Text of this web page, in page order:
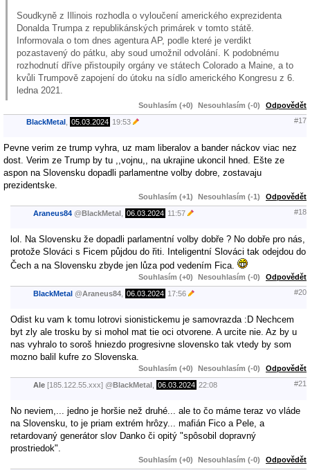
Soudkyně z Illinois rozhodla o vyloučení amerického exprezidenta
Donalda Trumpa z republikánských primárek v tomto státě.
Informovala o tom dnes agentura AP, podle které je verdikt
pozastavený do pátku, aby soud umožnil odvolání. K podobnému
rozhodnutí dříve přistoupily orgány ve státech Colorado a Maine, a to
kvůli Trumpově zapojení do útoku na sídlo amerického Kongresu z 6.
ledna 2021.
Souhlasím (+0) Nesouhlasím (-0) Odpovědět
BlackMetal 05.03.2024 19:53 #17
Pevne verim ze trump vyhra, uz mam liberalov a bander náckov viac nez
dost. Verim ze Trump by tu ,,vojnu,, na ukrajine ukoncil hned. Ešte ze
aspon na Slovensku dopadli parlamentne volby dobre, zostavaju
prezidentske.
Souhlasím (+1) Nesouhlasím (-1) Odpovědět
Araneus84 @BlackMetal 06.03.2024 11:57 #18
lol. Na Slovensku že dopadli parlamentní volby dobře ? No dobře pro nás,
protože Slováci s Ficem půjdou do řiti. Inteligentní Slováci tak odejdou do
Čech a na Slovensku zbyde jen lůza pod vedením Fica.
Souhlasím (+0) Nesouhlasím (-0) Odpovědět
BlackMetal @Araneus84 06.03.2024 17:56 #20
Odist ku vam k tomu lotrovi sionistickemu je samovrazda :D Nechcem
byt zly ale trosku by si mohol mat tie oci otvorene. A urcite nie. Az by u
nas vyhralo to soroš hniezdo progresivne slovensko tak vtedy by som
mozno balil kufre zo Slovenska.
Souhlasím (+0) Nesouhlasím (-0) Odpovědět
Ale [185.122.55.xxx] @BlackMetal 06.03.2024 22:08 #21
No neviem,... jedno je horšie než druhé... ale to čo máme teraz vo vláde
na Slovensku, to je priam extrém hrôzy... mafián Fico a Pele, a
retardovaný generátor slov Danko či opitý "spôsobil dopravný
prostriedok".
Souhlasím (+0) Nesouhlasím (-0) Odpovědět